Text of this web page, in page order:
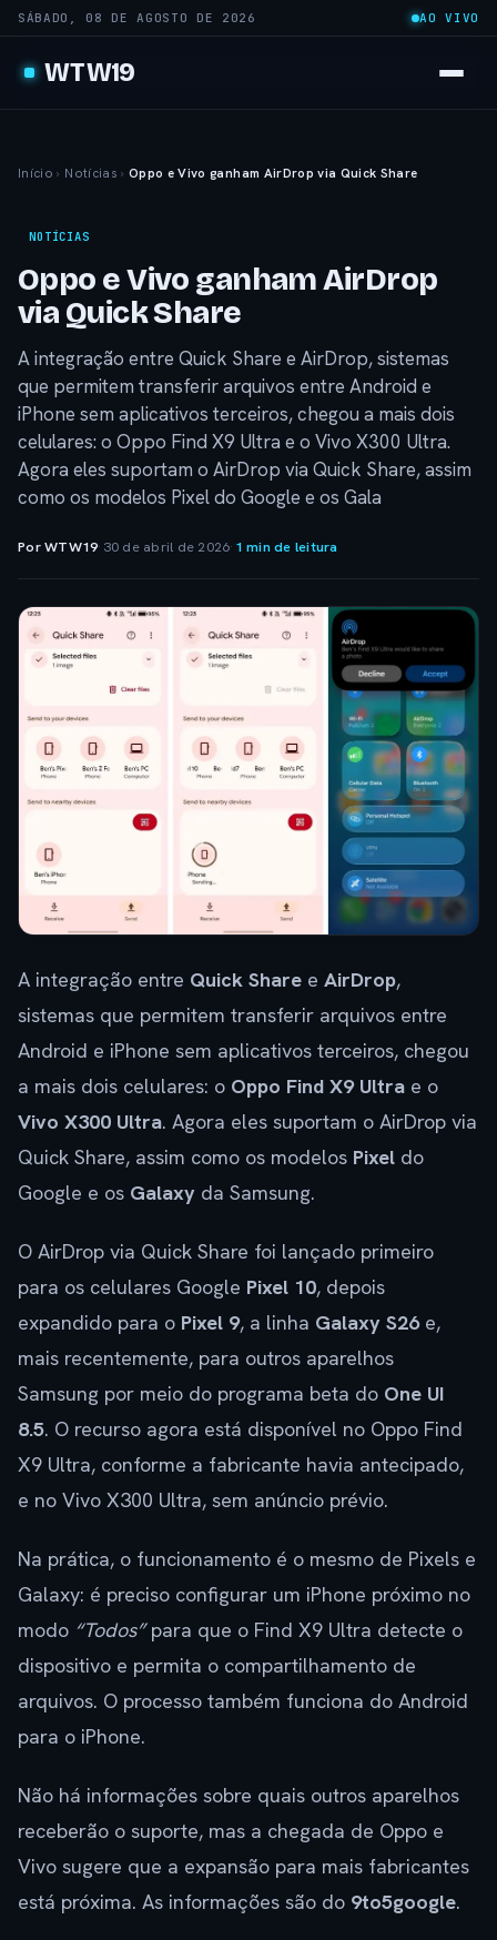
SÁBADO, 08 DE AGOSTO DE 2026 AO VIVO
WTW19
Início › Notícias › Oppo e Vivo ganham AirDrop via Quick Share
NOTÍCIAS
Oppo e Vivo ganham AirDrop
via Quick Share
A integração entre Quick Share e AirDrop, sistemas
que permitem transferir arquivos entre Android e
iPhone sem aplicativos terceiros, chegou a mais dois
celulares: o Oppo Find X9 Ultra e o Vivo X300 Ultra.
Agora eles suportam o AirDrop via Quick Share, assim
como os modelos Pixel do Google e os Gala
Por WTW19· 30 de abril de 2026· 1 min de leitura
A integração entre Quick Share e AirDrop,
sistemas que permitem transferir arquivos entre
Android e iPhone sem aplicativos terceiros, chegou
a mais dois celulares: o Oppo Find X9 Ultra e o
Vivo X300 Ultra. Agora eles suportam o AirDrop via
Quick Share, assim como os modelos Pixel do
Google e os Galaxy da Samsung.
O AirDrop via Quick Share foi lançado primeiro
para os celulares Google Pixel 10, depois
expandido para o Pixel 9, a linha Galaxy S26e,
mais recentemente, para outros aparelhos
Samsung por meio do programa beta do One UI
8.5. O recurso agora está disponível no Oppo Find
X9 Ultra, conforme a fabricante havia antecipado,
e no Vivo X300 Ultra, sem anúncio prévio.
Na prática, o funcionamento é o mesmo de Pixels e
Galaxy: é preciso configurar um iPhone próximo no
modo “Todos”para que o Find X9 Ultra detecte o
dispositivo e permita o compartilhamento de
arquivos. O processo também funciona do Android
para o iPhone.
Não há informações sobre quais outros aparelhos
receberão o suporte, mas a chegada de Oppo e
Vivo sugere que a expansão para mais fabricantes
está próxima. As informações são do 9to5google.